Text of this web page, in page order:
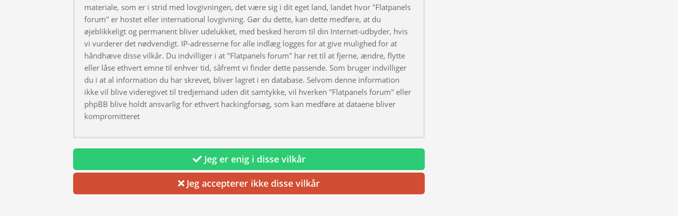
materiale, som er i strid med lovgivningen, det være sig i dit eget land, landet hvor "Flatpanels
forum" er hostet eller international lovgivning. Gør du dette, kan dette medføre, at du
øjeblikkeligt og permanent bliver udelukket, med besked herom til din Internet-udbyder, hvis
vi vurderer det nødvendigt. IP-adresserne for alle indlæg logges for at give mulighed for at
håndhæve disse vilkår. Du indvilliger i at "Flatpanels forum" har ret til at fjerne, ændre, flytte
eller låse ethvert emne til enhver tid, såfremt vi finder dette passende. Som bruger indvilliger
du i at al information du har skrevet, bliver lagret i en database. Selvom denne information
ikke vil blive videregivet til tredjemand uden dit samtykke, vil hverken "Flatpanels forum" eller
phpBB blive holdt ansvarlig for ethvert hackingforsøg, som kan medføre at dataene bliver
kompromitteret
Jeg er enig i disse vilkår
Jeg accepterer ikke disse vilkår